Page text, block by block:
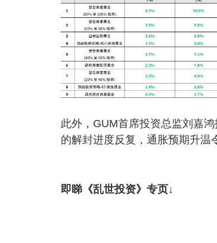
此外，GUM首席投资总监刘嘉
的解封进度反复，通胀预期升温
即睇《乱世投资》专页↓